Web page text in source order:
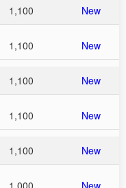
1,100 New
1,100 New
1,100 New
1,100 New
1,100 New
1,000 New